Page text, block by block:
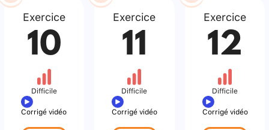
Exercice
10
Difficile
Corrigé vidéo
Exercice
11
Difficile
Corrigé vidéo
Exercice
12
Difficile
Corrigé vidéo